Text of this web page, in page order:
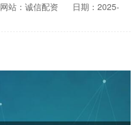
网站：诚信配资
日期：2025-